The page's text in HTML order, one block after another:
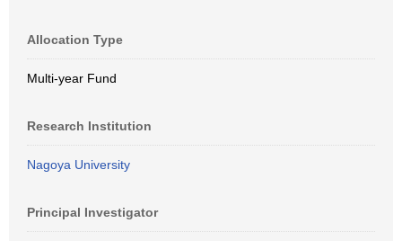
Allocation Type
Multi-year Fund
Research Institution
Nagoya University
Principal Investigator